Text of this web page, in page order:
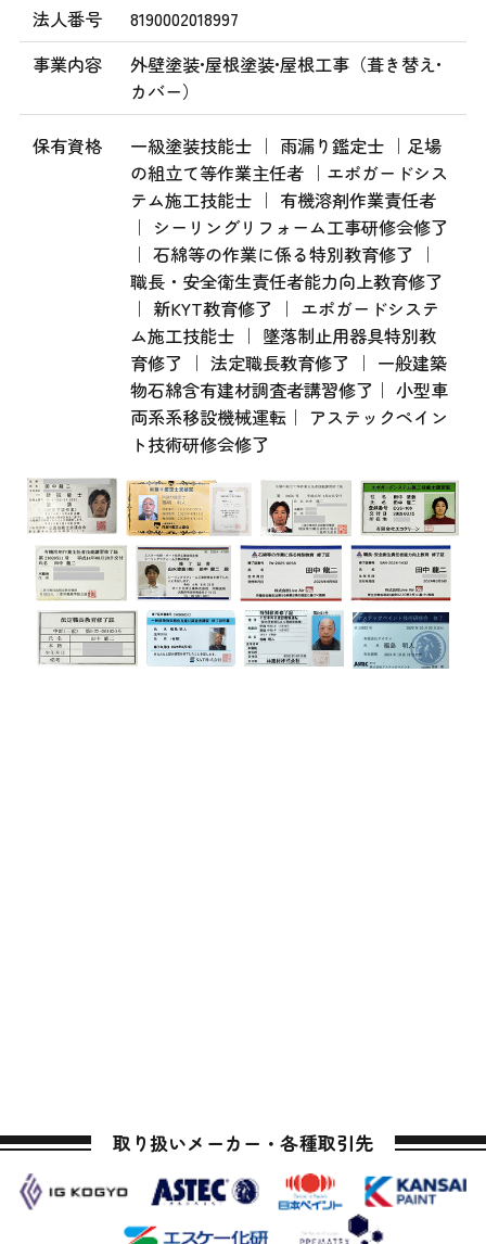
法人番号
8190002018997
事業内容
外壁塗装•屋根塗装•屋根工事（葺き替え•
カバー）
保有資格
一級塗装技能士 ｜ 雨漏り鑑定士 ｜足場
の組立て等作業主任者 ｜エポガードシス
テム施工技能士 ｜ 有機溶剤作業責任者
｜ シーリングリフォーム工事研修会修了
｜ 石綿等の作業に係る特別教育修了 ｜
職長・安全衛生責任者能力向上教育修了
｜ 新KYT教育修了 ｜ エポガードシステ
ム施工技能士 ｜ 墜落制止用器具特別教
育修了 ｜ 法定職長教育修了 ｜ 一般建築
物石綿含有建材調査者講習修了｜ 小型車
両系系移設機械運転｜ アステックペイン
ト技術研修会修了
取り扱いメーカー・各種取引先